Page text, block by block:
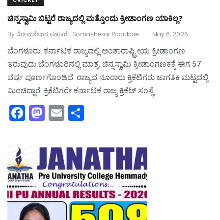
ಚಿನ್ನಸ್ವಾಮಿ ಬಿಟ್ಟರೆ ರಾಜ್ಯದಲ್ಲಿ ಮತ್ತೊಂದು ಕ್ರೀಡಾಂಗಣ ಯಾಕಿಲ್ಲ?
Byಸೋಮಶೇಖರ ಪಡುಕರೆ | Somashekar Padukare . May 6, 2026
ಬೆಂಗಳೂರು: ಕರ್ನಾಟಕ ರಾಜ್ಯದಲ್ಲಿ ಅಂತಾರಾಷ್ಟ್ರೀಯ ಕ್ರೀಡಾಂಗಣ
ಇರುವುದು ಬೆಂಗಳೂರಿನಲ್ಲಿ ಮಾತ್ರ. ಚಿನ್ನಸ್ವಾಮಿ ಕ್ರೀಡಾಂಗಣಕಕ್ಕೆ ಈಗ 57
ವರ್ಷ ಪೂರ್ಣಗೊಂಡಿದೆ. ರಾಜ್ಯದ ನೂರಾರು ಕ್ರಿಕೆಟಿಗರು ಜಾಗತಿಕ ಮಟ್ಟದಲ್ಲಿ
ಮಿಂಚಿದ್ದಾರೆ. ಕ್ರಿಕೆಟಿಗರೇ ಕರ್ನಾಟಕ ರಾಜ್ಯ ಕ್ರಿಕೆಟ್‌ ಸಂಸ್ಥೆ
F
a
e
b
o
o
M
a
st
o
d
o
n
E
m
ai
l
ar
e